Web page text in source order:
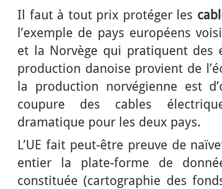
Il faut à tout prix protéger les
l’exemple de pays européens
et la Norvège qui pratiquent des
production danoise provient de
la production norvégienne est
coupure des cables
dramatique pour les deux pays.
L’UE fait peut-être preuve de
entier la plate-forme de
constituée (cartographie des